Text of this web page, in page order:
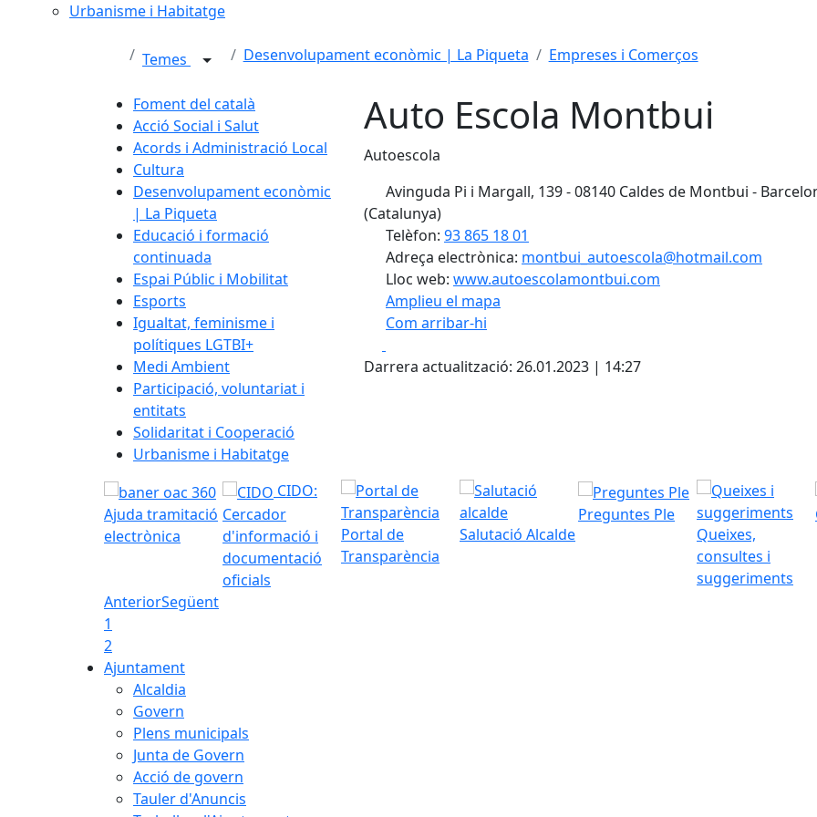
Urbanisme i Habitatge
Temes Desenvolupament econòmic | La Piqueta Empreses i Comerços
Foment del català
Acció Social i Salut
Acords i Administració Local
Cultura
Desenvolupament econòmic
| La Piqueta
Educació i formació
continuada
Espai Públic i Mobilitat
Esports
Igualtat, feminisme i
polítiques LGTBI+
Medi Ambient
Participació, voluntariat i
entitats
Solidaritat i Cooperació
Urbanisme i Habitatge
Auto Escola Montbui
Autoescola
Avinguda Pi i Margall, 139 - 08140 Caldes de Montbui -
(Catalunya)
Telèfon: 93 865 18 01
Adreça electrònica: montbui_autoescola@hotmail.com
Lloc web: www.autoescolamontbui.com
Amplieu el mapa
Com arribar-hi
+
Darrera actualització: 26.01.2023 | 14:27
Ajuda tramitació
electrònica
CIDO:
Cercador
d'informació i
documentació
oficials
Portal de
Transparència
Salutació Alcalde
Preguntes Ple
Queixes,
consultes i
suggeriments
AnteriorSegüent
1
2
Ajuntament
Alcaldia
Govern
Plens municipals
Junta de Govern
Acció de govern
Tauler d'Anuncis